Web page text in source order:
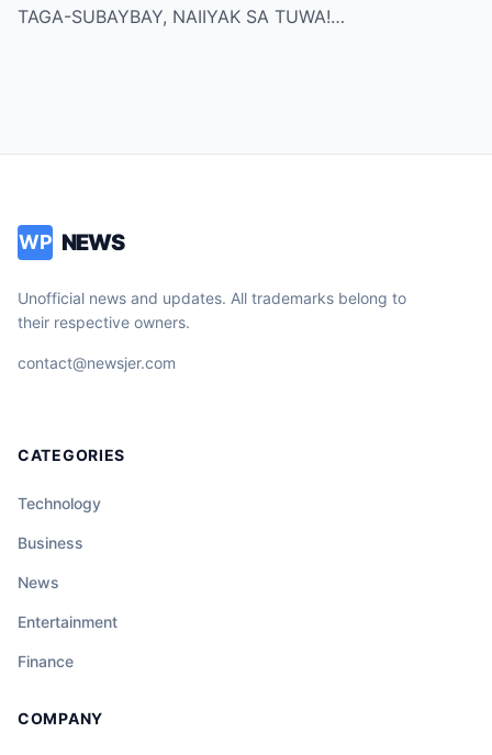
TAGA-SUBAYBAY, NAIIYAK SA TUWA!…
WP NEWS
Unofficial news and updates. All trademarks belong to
their respective owners.
contact@newsjer.com
CATEGORIES
Technology
Business
News
Entertainment
Finance
COMPANY